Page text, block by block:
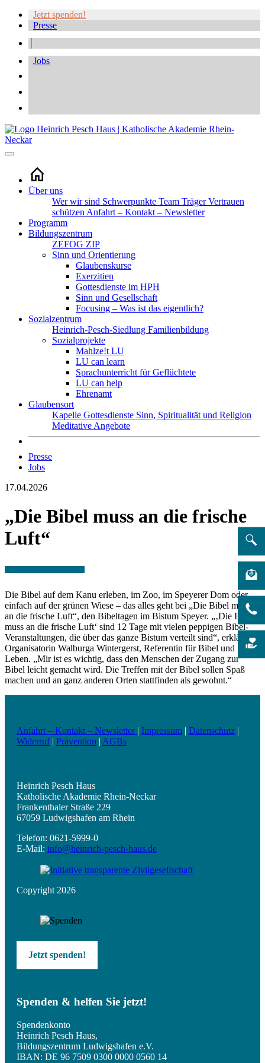
Jetzt spenden!
Presse
Jobs
Über uns
Wer wir sind Schwerpunkte Team TrägerVertrauen
schützen Anfahrt – Kontakt – Newsletter
Programm
Bildungszentrum
ZEFOG ZIP
Sinn und Orientierung
Glaubenskurse
Exerzitien
Gottesdienste im HPH
Sinn und Gesellschaft
Focusing – Was ist das eigentlich?
Sozialzentrum
Heinrich-Pesch-Siedlung Familienbildung
Sozialprojekte
Mahlze!t LU
LU can learn
Sprachunterricht für Geflüchtete
LU can help
Ehrenamt
Glaubensort
Kapelle Gottesdienste Sinn, Spiritualität und Religion
Meditative Angebote
Presse
Jobs
17.04.2026
„Die Bibel muss an die frische
Luft“
Die Bibel auf dem Kanu erleben, im Zoo, im Speyerer Dom oder
einfach auf der grünen Wiese – das alles geht bei „Die Bibel muss
an die frische Luft“, den Bibeltagen im Bistum Speyer. „‚Die Bibel
muss an die frische Luft‘ sind 12 Tage mit vielen peppigen Bibel-
Veranstaltungen, die über das ganze Bistum verteilt sind“, erklärt
Organisatorin Walburga Wintergerst, Referentin für Bibel und
Leben. „Mir ist es wichtig, dass den Menschen der Zugang zur
Bibel leicht gemacht wird. Die Treffen mit der Bibel sollen Spaß
machen und an ganz anderen Orten stattfinden als gewohnt.“
Anfahrt – Kontakt – Newsletter | Impressum | Datenschutz |
Widerruf| Prävention | AGBs
Heinrich Pesch Haus
Katholische Akademie Rhein-Neckar
Frankenthaler Straße 229
67059 Ludwigshafen am Rhein
Telefon: 0621-5999-0
E-Mail: info@heinrich-pesch-haus.de
Copyright 2026
Jetzt spenden!
Spenden & helfen Sie jetzt!
Spendenkonto
Heinrich Pesch Haus,
Bildungszentrum Ludwigshafen e.V.
IBAN: DE 96 7509 0300 0000 0560 14